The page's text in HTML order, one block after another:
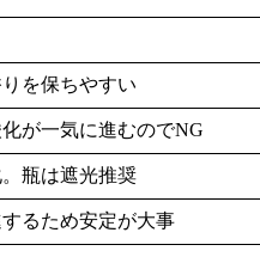
を保ちやすい
が一気に進むのでNG
瓶は遮光推奨
るため安定が大事